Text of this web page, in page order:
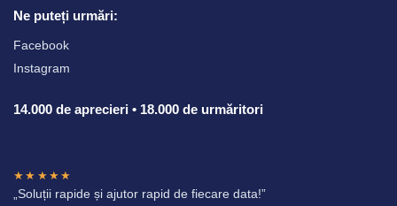
Ne puteți urmări:
Facebook
Instagram
14.000 de aprecieri • 18.000 de urmăritori
★★★★★
„Soluții rapide și ajutor rapid de fiecare data!”